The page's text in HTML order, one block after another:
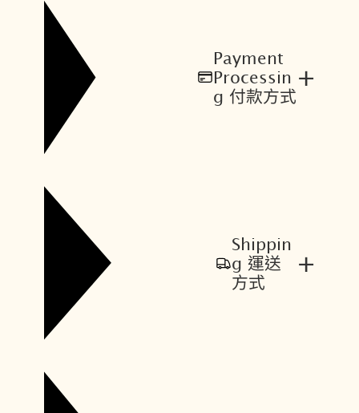
Payment
Processin
g 付款方式
+
Shippin
g 運送
方式
+